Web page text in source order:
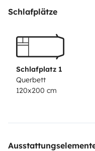
L'aménagement
qui permettent de
Pour le repas, vous
d'un évier). En cas de
mettre le chauffage
indépendant).
Schlafplätze
Schlafplatz 1
Querbett
120x200 cm